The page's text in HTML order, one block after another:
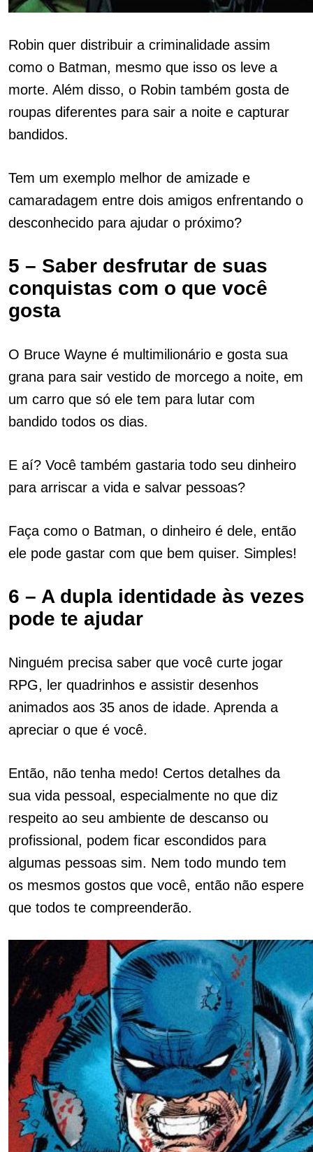
Robin quer distribuir a criminalidade assim
como o Batman, mesmo que isso os leve a
morte. Além disso, o Robin também gosta de
roupas diferentes para sair a noite e capturar
bandidos.
Tem um exemplo melhor de amizade e
camaradagem entre dois amigos enfrentando o
desconhecido para ajudar o próximo?
5 – Saber desfrutar de suas
conquistas com o que você
gosta
O Bruce Wayne é multimilionário e gosta sua
grana para sair vestido de morcego a noite, em
um carro que só ele tem para lutar com
bandido todos os dias.
E aí? Você também gastaria todo seu dinheiro
para arriscar a vida e salvar pessoas?
Faça como o Batman, o dinheiro é dele, então
ele pode gastar com que bem quiser. Simples!
6 – A dupla identidade às vezes
pode te ajudar
Ninguém precisa saber que você curte jogar
RPG, ler quadrinhos e assistir desenhos
animados aos 35 anos de idade. Aprenda a
apreciar o que é você.
Então, não tenha medo! Certos detalhes da
sua vida pessoal, especialmente no que diz
respeito ao seu ambiente de descanso ou
profissional, podem ficar escondidos para
algumas pessoas sim. Nem todo mundo tem
os mesmos gostos que você, então não espere
que todos te compreenderão.